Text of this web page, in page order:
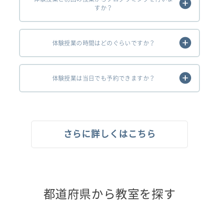
すか？
体験授業の時間はどのぐらいですか？
体験授業は当日でも予約できますか？
さらに詳しくはこちら
都道府県から教室を探す